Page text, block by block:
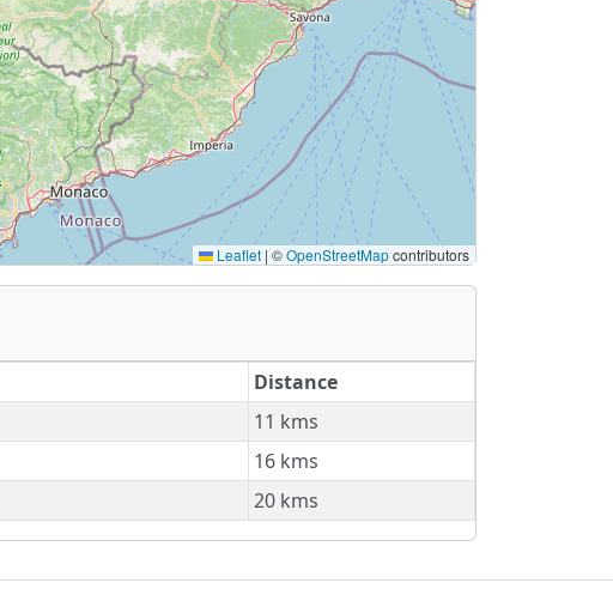
Leaflet | ©OpenStreetMapcontributors
Distance
11 kms
16 kms
20 kms